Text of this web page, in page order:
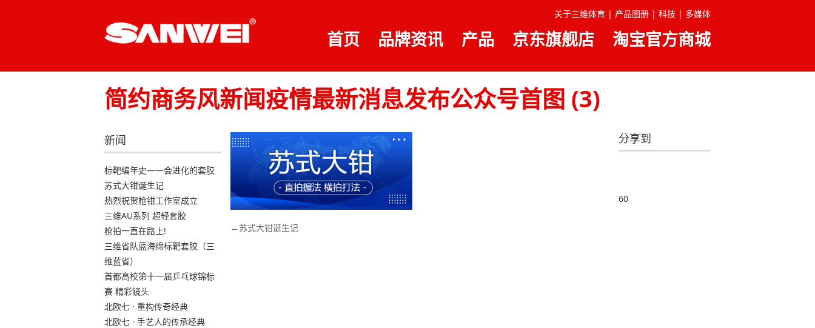
关于三维体育 | 产品图册 | 科技 | 多媒体
首页 品牌资讯 产品 京东旗舰店 淘宝官方商城
简约商务风新闻疫情最新消息发布公众号首图 (3)
文苏式大钳诞生记
新闻
标靶编年史——会进化的套胶
苏式大钳诞生记
热烈祝贺枪钳工作室成立
三维AU系列 超轻套胶
枪拍一直在路上!
三维省队蓝海绵标靶套胶（三
维蓝省）
首都高校第十一届乒乓球锦标
赛 精彩镜头
北欧七 · 重构传奇经典
北欧七 · 手艺人的传承经典
分享到
60